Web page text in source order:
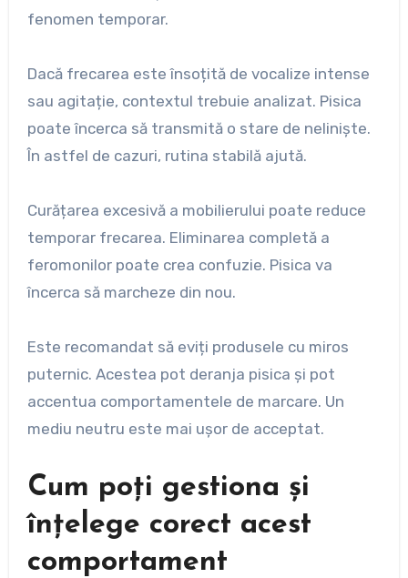
fenomen temporar.
Dacă frecarea este însoțită de vocalize intense
sau agitație, contextul trebuie analizat. Pisica
poate încerca să transmită o stare de neliniște.
În astfel de cazuri, rutina stabilă ajută.
Curățarea excesivă a mobilierului poate reduce
temporar frecarea. Eliminarea completă a
feromonilor poate crea confuzie. Pisica va
încerca să marcheze din nou.
Este recomandat să eviți produsele cu miros
puternic. Acestea pot deranja pisica și pot
accentua comportamentele de marcare. Un
mediu neutru este mai ușor de acceptat.
Cum poți gestiona și
înțelege corect acest
comportament